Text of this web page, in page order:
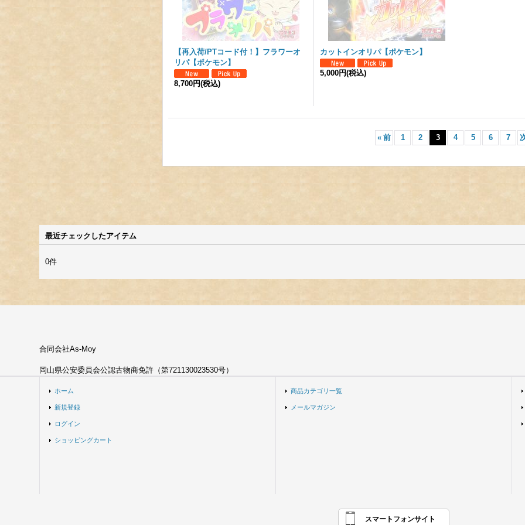
【再入荷/PTコード付！】フラワーオ
リパ【ポケモン】
8,700円(税込)
カットインオリパ【ポケモン】
5,000円(税込)
« 前 1 2 3 4 5 6 7
最近チェックしたアイテム
0件
合同会社As-Moy
岡山県公安委員会公認古物商免許（第721130023530号）
ホーム
新規登録
ログイン
ショッピングカート
商品カテゴリ一覧
メールマガジン
スマートフォンサイト